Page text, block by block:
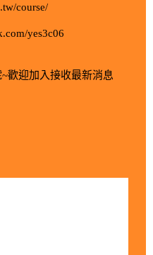
course/
yes3c06
歡迎加入接收最新消息